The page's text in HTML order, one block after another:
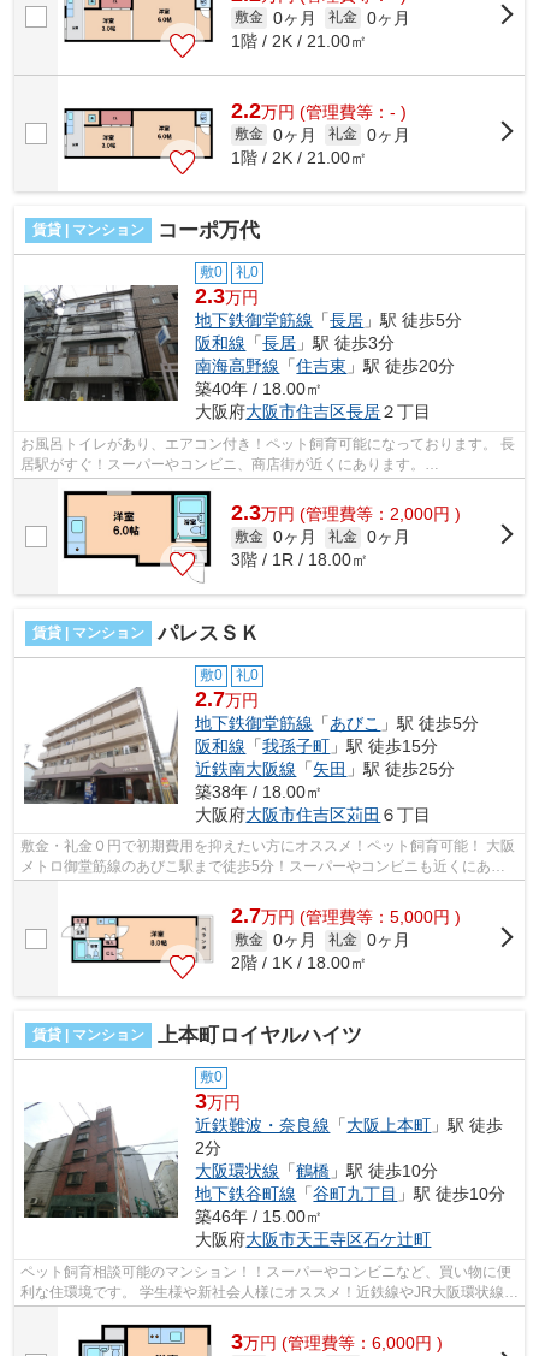
敷金 0ヶ月 礼金 0ヶ月
1階 / 2K / 21.00㎡
2.2万円 (管理費等：- )
敷金 0ヶ月 礼金 0ヶ月
1階 / 2K / 21.00㎡
賃貸 | マンション コーポ万代
敷0 礼0
2.3万円
地下鉄御堂筋線 「長居 」駅 徒歩5分
阪和線 「長居 」駅 徒歩3分
南海高野線 「住吉東 」駅 徒歩20分
築40年 / 18.00㎡
大阪府大阪市住吉区長居２丁目
お風呂トイレがあり、エアコン付き！ペット飼育可能になっております。 長
居駅がすぐ！スーパーやコンビニ、商店街が近くにあります。
■□■□■□■□■□■□■□■□■□■□■□■□■□■□■□■□■□■□■□■□ ご...
2.3万円 (管理費等：2,000円 )
敷金 0ヶ月 礼金 0ヶ月
3階 / 1R / 18.00㎡
賃貸 | マンション パレスＳＫ
敷0 礼0
2.7万円
地下鉄御堂筋線 「あびこ 」駅 徒歩5分
阪和線 「我孫子町 」駅 徒歩15分
近鉄南大阪線 「矢田 」駅 徒歩25分
築38年 / 18.00㎡
大阪府大阪市住吉区苅田 ６丁目
敷金・礼金０円で初期費用を抑えたい方にオススメ！ペット飼育可能！ 大阪
メトロ御堂筋線のあびこ駅まで徒歩5分！スーパーやコンビニも近くにあ
2.7万円 (管理費等：5,000円 )
敷金 0ヶ月 礼金 0ヶ月
2階 / 1K / 18.00㎡
賃貸 | マンション 上本町ロイヤルハイツ
敷0
3万円
近鉄難波・奈良線 「大阪上本町 」駅 徒歩
2分
大阪環状線 「鶴橋 」駅 徒歩10分
地下鉄谷町線 「谷町九丁目 」駅 徒歩10分
築46年 / 15.00㎡
大阪府大阪市天王寺区石ケ辻町
ペット飼育相談可能のマンション！！スーパーやコンビニなど、買い物に便
利な住環境です。 学生様や新社会人様にオススメ！近鉄線やJR大阪環状線
3万円 (管理費等：6,000円 )